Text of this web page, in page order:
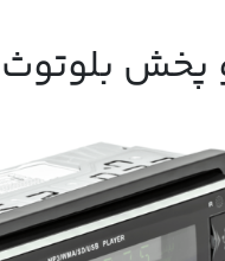
بلوتوث